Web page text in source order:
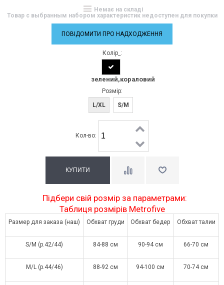
Немає на складі
Товар с выбранным набором характеристик недоступен для покупки
ПОВІДОМИТИ ПРО НАДХОДЖЕННЯ
Колір_:
зелений,кораловий
Розмір:
L/XL
S/M
Кол-во:
Підбери свій розмір за параметрами:
Таблиця розмірів Metrofive
Размер для заказа (наш) Обхват груди Обхват бедер Обхват талии
S/M (р.42/44) 84-88 см 90-94 см 66-70 см
M/L (р.44/46) 88-92 см 94-100 см 70-74 см